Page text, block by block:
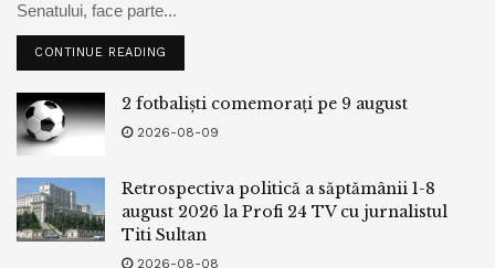
Senatului, face parte...
CONTINUE READING
2 fotbaliști comemorați pe 9 august
2026-08-09
Retrospectiva politică a săptămânii 1-8
august 2026 la Profi 24 TV cu jurnalistul
Titi Sultan
2026-08-08